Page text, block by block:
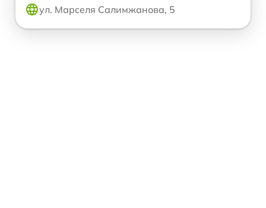
ул. Марселя Салимжанова, 5